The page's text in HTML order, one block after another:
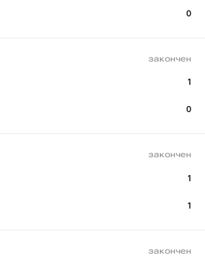
0
закончен
1
0
закончен
1
1
закончен